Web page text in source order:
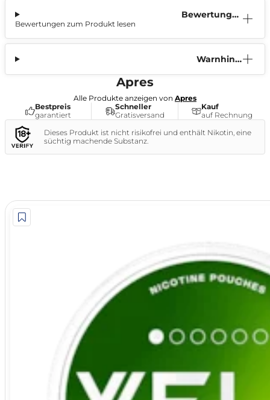
Bewertunge
Bewertungen zum Produkt lesen
Warnhinw
Apres
Alle Produkte anzeigen von Apres
Bestpreis
garantiert
Schneller
Gratisversand
Kauf
auf Rechnung
Dieses Produkt ist nicht risikofrei und enthält Nikotin, eine
süchtig machende Substanz.